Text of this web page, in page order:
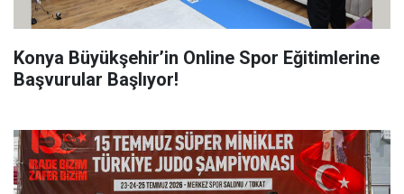
Konya Büyükşehir’in Online Spor Eğitimlerine
Başvurular Başlıyor!